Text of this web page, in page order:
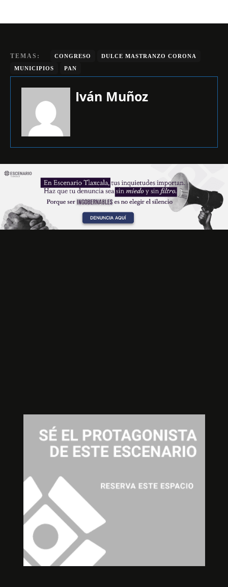
TEMAS: CONGRESO
DULCE MASTRANZO CORONA
MUNICIPIOS
PAN
Iván Muñoz